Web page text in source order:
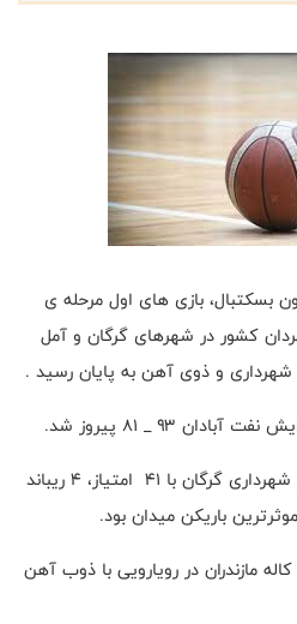
بسکتبال، بازی های اول مرحله ی
کشور در شهرهای گرگان و آمل
شهرداری و ذوی آهن به پایان رسید .
۹۳ _ ۸۱ پیروز شد.
در این دیدار محمد جمشیدی از شهرداری گرگان با ۴۱ امتیاز، ۴ ریباند
مازندران در رویارویی با ذوب آهن